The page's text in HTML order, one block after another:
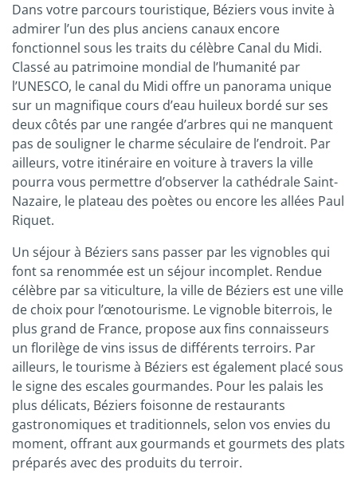
Dans votre parcours touristique, Béziers vous invite à
admirer l’un des plus anciens canaux encore
fonctionnel sous les traits du célèbre Canal du Midi.
Classé au patrimoine mondial de l’humanité par
l’UNESCO, le canal du Midi offre un panorama unique
sur un magnifique cours d’eau huileux bordé sur ses
deux côtés par une rangée d’arbres qui ne manquent
pas de souligner le charme séculaire de l’endroit. Par
ailleurs, votre itinéraire en voiture à travers la ville
pourra vous permettre d’observer la cathédrale Saint-
Nazaire, le plateau des poètes ou encore les allées Paul
Riquet.
Un séjour à Béziers sans passer par les vignobles qui
font sa renommée est un séjour incomplet. Rendue
célèbre par sa viticulture, la ville de Béziers est une ville
de choix pour l’œnotourisme. Le vignoble biterrois, le
plus grand de France, propose aux fins connaisseurs
un florilège de vins issus de différents terroirs. Par
ailleurs, le tourisme à Béziers est également placé sous
le signe des escales gourmandes. Pour les palais les
plus délicats, Béziers foisonne de restaurants
gastronomiques et traditionnels, selon vos envies du
moment, offrant aux gourmands et gourmets des plats
préparés avec des produits du terroir.